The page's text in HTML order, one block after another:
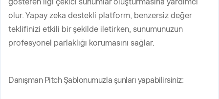
olur. Yapay zeka destekli platform, benzersiz değer
teklifinizi etkili bir şekilde iletirken, sunumunuzun
profesyonel parlaklığı korumasını sağlar.
Danışman Pitch Şablonumuzla şunları yapabilirsiniz: